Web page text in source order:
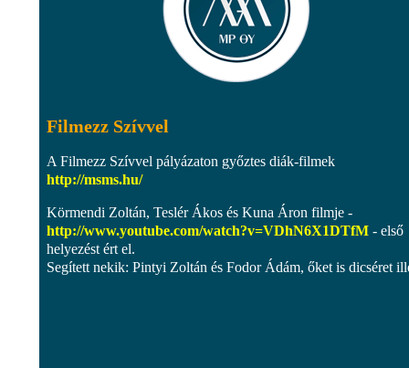
Filmezz Szívvel
A Filmezz Szívvel pályázaton győztes diák-filmek
http://msms.hu/
Körmendi Zoltán, Teslér Ákos és Kuna Áron filmje -
http://www.youtube.com/watch?v=VDhN6X1DTfM - első
helyezést ért el.
Segített nekik: Pintyi Zoltán és Fodor Ádám, őket is dicséret